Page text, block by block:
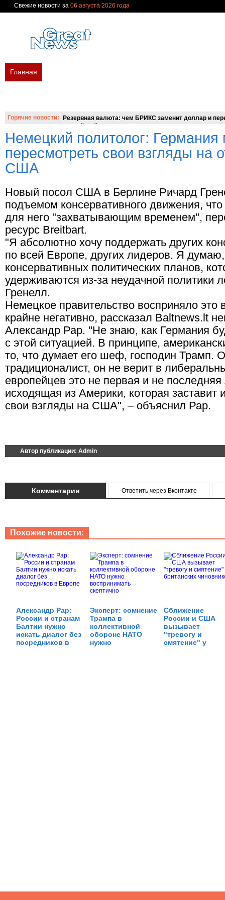
Свежие новости за 06 августа 2026 года
Главная
Горячие новости:
Резервная валюта: чем БРИКС заменит доллар и
Немецкий политолог: Германия
пересмотреть свои взгляды на
США
Новый посол США в Берлине Ричард
подъемом консервативного движения, что
для него "захватывающим временем",
ресурс Breitbart.
"Я абсолютно хочу поддержать других
по всей Европе, других лидеров. Я думаю,
консервативных политических планов,
удерживаются из-за неудачной политики
Гренелл.
Немецкое правительство восприняло это
крайне негативно, рассказал Baltnews.lt
Александр Рар. "Не знаю, как Германия
с этой ситуацией. В принципе,
то, что думает его шеф, господин Трамп.
традиционалист, он не верит в
европейцев это не первая и не последняя
исходящая из Америки, которая заставит
свои взгляды на США", – объяснил Рар.
Автор публикации: Admin
Комментарии Ответить через Вконтакте
Похожие новости:
Александр Рар:
России и странам
Балтии нужно
искать диалог без
посредников в
Эксперт: сомнение
Трампа в
коллективной
обороне НАТО
нужно
Сближение
России и США
вызывает
"тревогу и
смятение" у